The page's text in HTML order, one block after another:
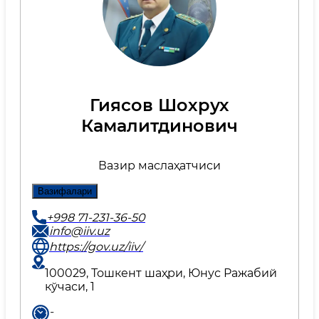
Гиясов Шохрух
Камалитдинович
Вазир маслаҳатчиси
Вазифалари
+998 71-231-36-50
info@iiv.uz
https://gov.uz/iiv/
100029, Тошкент шаҳри, Юнус Ражабий
кўчаси, 1
-